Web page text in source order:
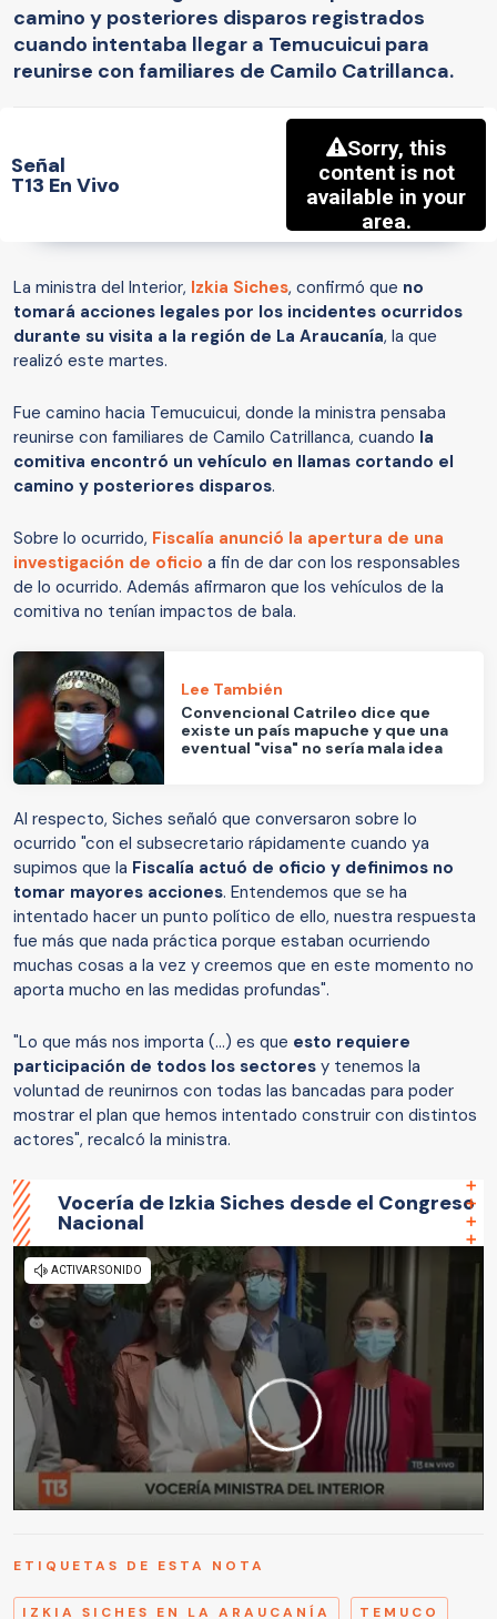
camino y posteriores disparos registrados
cuando intentaba llegar a Temucuicui para
reunirse con familiares de Camilo Catrillanca.
Señal
T13 En Vivo
La ministra del Interior, Izkia Siches, confirmó que no
tomará acciones legales por los incidentes ocurridos
durante su visita a la región de La Araucanía, la que
realizó este martes.
Fue camino hacia Temucuicui, donde la ministra pensaba
reunirse con familiares de Camilo Catrillanca, cuando la
comitiva encontró un vehículo en llamas cortando el
camino y posteriores disparos.
Sobre lo ocurrido, Fiscalía anunció la apertura de una
investigación de oficio a fin de dar con los responsables
de lo ocurrido. Además afirmaron que los vehículos de la
comitiva no tenían impactos de bala.
Lee También
Convencional Catrileo dice que
existe un país mapuche y que una
eventual "visa" no sería mala idea
Al respecto, Siches señaló que conversaron sobre lo
ocurrido "con el subsecretario rápidamente cuando ya
supimos que la Fiscalía actuó de oficio y definimos no
tomar mayores acciones. Entendemos que se ha
intentado hacer un punto político de ello, nuestra respuesta
fue más que nada práctica porque estaban ocurriendo
muchas cosas a la vez y creemos que en este momento no
aporta mucho en las medidas profundas".
"Lo que más nos importa (...) es que esto requiere
participación de todos los sectores y tenemos la
voluntad de reunirnos con todas las bancadas para poder
mostrar el plan que hemos intentado construir con distintos
actores", recalcó la ministra.
Vocería de Izkia Siches desde el Congreso
Nacional
ETIQUETAS DE ESTA NOTA
IZKIA SICHES EN LA ARAUCANÍA TEMUCO